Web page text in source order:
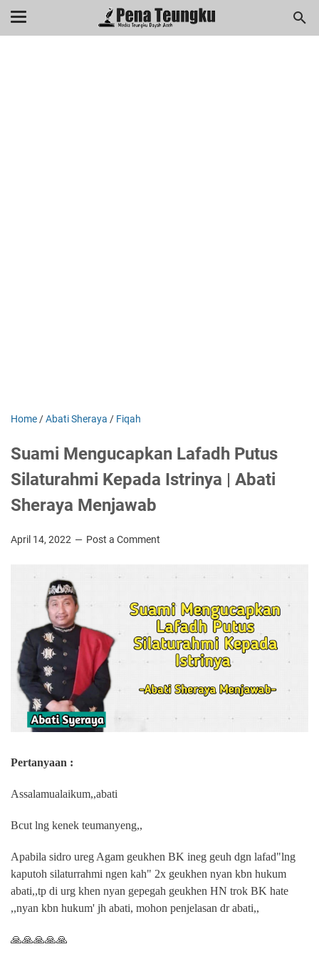
menuj
Home /Abati Sheraya / Fiqah
Suami Mengucapkan Lafadh Putus
Silaturahmi Kepada Istrinya | Abati
Sheraya Menjawab
April 14, 2022 Post a Comment
Pertanyaan :
Assalamualaikum,,abati
Bcut lng kenek teumanyeng,,
Apabila sidro ureg Agam geukhen BK ineg geuh dgn lafad"lng
kaputoh silaturrahmi ngen kah" 2x geukhen nyan kbn hukum
abati,,tp di urg khen nyan gepegah geukhen HN trok BK hate
,,nyan kbn hukum' jh abati, mohon penjelasan dr abati,,
🙏🙏🙏🙏🙏